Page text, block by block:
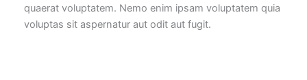
quaerat voluptatem. Nemo enim ipsam voluptatem quia
voluptas sit aspernatur aut odit aut fugit.